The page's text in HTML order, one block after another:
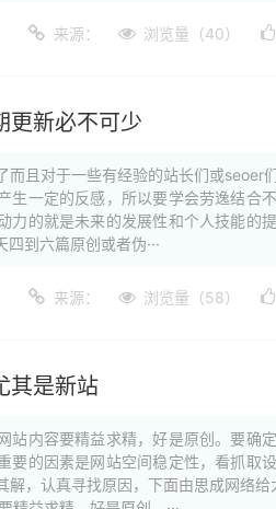
来源： 浏览量（40）
更新必不可少
而且对于一些有经验的站长们或seoer
生一定的反感，所以要学会劳逸结合
力的就是未来的发展性和个人技能的
到六篇原创或者伪···
来源： 浏览量（58）
其是新站
站内容要精益求精，好是原创。要确
要的因素是网站空间稳定性，看抓取
解，认真寻找原因，下面由思成网络